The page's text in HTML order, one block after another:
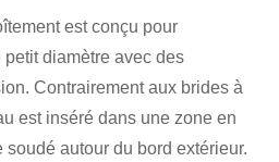
est conçu pour
diamètre avec des
Contrairement aux brides à
est inséré dans une zone en
soudé autour du bord extérieur.